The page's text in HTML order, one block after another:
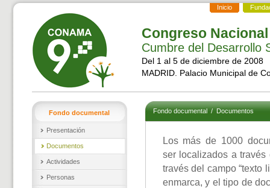
Inicio
Congreso
Cumbre del Desarrollo
Del 1 al 5 de diciembre de 2008
MADRID. Palacio Municipal de
Fondo documental
Presentación
Documentos
Actividades
Personas
Fondo documental/Documentos
Los más de 1000
ser localizados a
través del campo “texto
enmarca, y el tipo de